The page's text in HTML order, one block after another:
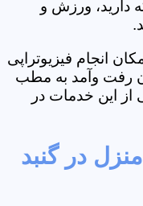
دارید، ورزش و
انجام فیزیوتراپی
رفت وآمد به مطب
از این خدمات در
در گنبد